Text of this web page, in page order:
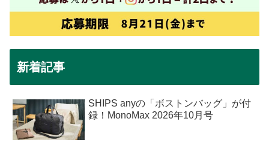
新着記事
SHIPS anyの「ボストンバッグ」が付
録！MonoMax 2026年10月号